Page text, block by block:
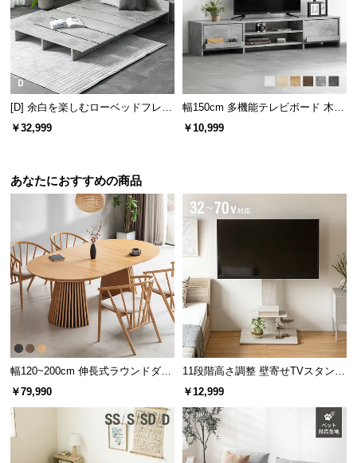
o.,
[D] 余白を楽しむローベッドフレー
ム 天然木調 ステージベッド 2口コ
￥32,999
幅150cm 多機能テレビボード 木
目/石目調 オープン収納・引き出し
￥10,999
あなたにおすすめの商品
幅120~200cm 伸長式ラウンドダイ
ニングテーブル 6人掛け 天然木突
板 美しい格子デザイン
￥79,990
11段階高さ調整 壁寄せTVスタンド
キャスター付き 上下左右角度調節
￥12,999